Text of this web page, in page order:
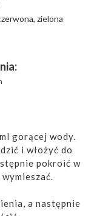
zielona
gorącej wody.
i włożyć do
pokroić w
a następnie